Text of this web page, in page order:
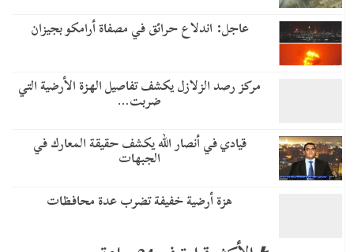
عاجل: اندلاع حرائق في مصفاة أرامكو بجيزان
مركز رصد الزلازل يكشف تفاصيل الهزة الأرضية التي
ضربت…
قيادي في أنصار الله يكشف حقيقة المعارك في
الجبهات
هزة أرضية خفيفة تضرب عدة محافظات